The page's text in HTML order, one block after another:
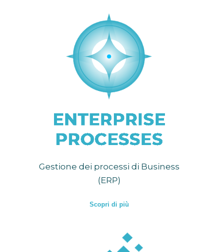
Gestione dei processi di Business
(ERP)
Scopri di più